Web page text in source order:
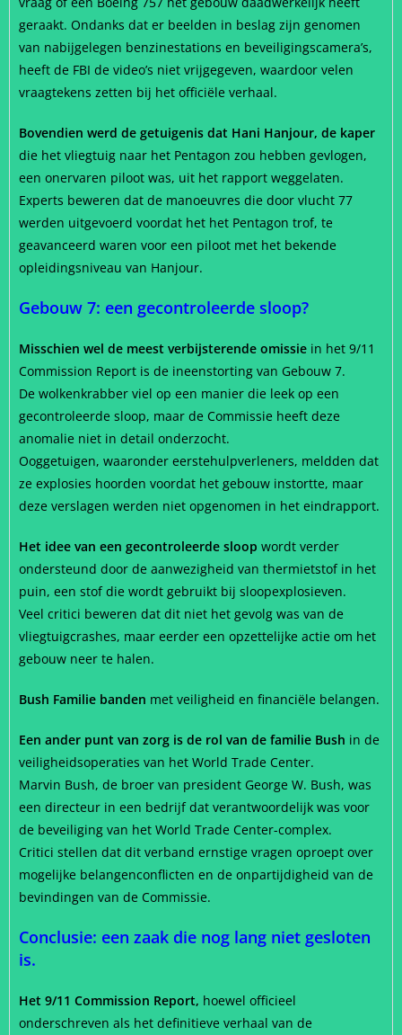
geraakt. Ondanks dat er beelden in beslag zijn genomen
van nabijgelegen benzinestations en beveiligingscamera’s,
heeft de FBI de video’s niet vrijgegeven, waardoor velen
vraagtekens zetten bij het officiële verhaal.
Bovendien werd de getuigenis dat Hani Hanjour, de kaper
die het vliegtuig naar het Pentagon zou hebben gevlogen,
een onervaren piloot was, uit het rapport weggelaten.
Experts beweren dat de manoeuvres die door vlucht 77
werden uitgevoerd voordat het het Pentagon trof, te
geavanceerd waren voor een piloot met het bekende
opleidingsniveau van Hanjour.
Gebouw 7: een gecontroleerde sloop?
Misschien wel de meest verbijsterende omissie in het 9/11
Commission Report is de ineenstorting van Gebouw 7.
De wolkenkrabber viel op een manier die leek op een
gecontroleerde sloop, maar de Commissie heeft deze
anomalie niet in detail onderzocht.
Ooggetuigen, waaronder eerstehulpverleners, meldden dat
ze explosies hoorden voordat het gebouw instortte, maar
deze verslagen werden niet opgenomen in het eindrapport.
Het idee van een gecontroleerde sloop wordt verder
ondersteund door de aanwezigheid van thermietstof in het
puin, een stof die wordt gebruikt bij sloopexplosieven.
Veel critici beweren dat dit niet het gevolg was van de
vliegtuigcrashes, maar eerder een opzettelijke actie om het
gebouw neer te halen.
Bush Familie banden met veiligheid en financiële belangen.
Een ander punt van zorg is de rol van de familie Bush in de
veiligheidsoperaties van het World Trade Center.
Marvin Bush, de broer van president George W. Bush, was
een directeur in een bedrijf dat verantwoordelijk was voor
de beveiliging van het World Trade Center-complex.
Critici stellen dat dit verband ernstige vragen oproept over
mogelijke belangenconflicten en de onpartijdigheid van de
bevindingen van de Commissie.
Conclusie: een zaak die nog lang niet gesloten
is.
Het 9/11 Commission Report, hoewel officieel
onderschreven als het definitieve verhaal van de